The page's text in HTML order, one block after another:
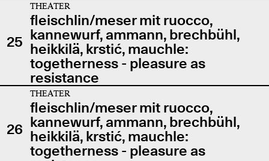
25
THEATER
fleischlin/meser mit ruocco,
kannewurf, ammann, brechbühl,
heikkilä, krstić, mauchle:
togetherness - pleasure as
resistance
26
THEATER
fleischlin/meser mit ruocco,
kannewurf, ammann, brechbühl,
heikkilä, krstić, mauchle:
togetherness - pleasure as